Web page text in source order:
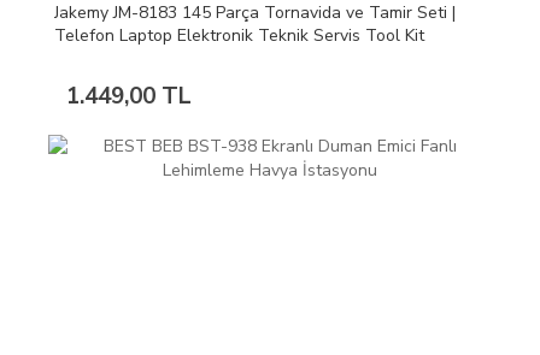
Jakemy JM-8183 145 Parça Tornavida ve Tamir Seti |
Telefon Laptop Elektronik Teknik Servis Tool Kit
1.449,00 TL